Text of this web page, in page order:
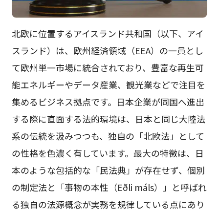
北欧に位置するアイスランド共和国（以下、アイ
スランド）は、欧州経済領域（EEA）の一員とし
て欧州単一市場に統合されており、豊富な再生可
能エネルギーやデータ産業、観光業などで注目を
集めるビジネス拠点です。日本企業が同国へ進出
する際に直面する法的環境は、日本と同じ大陸法
系の伝統を汲みつつも、独自の「北欧法」として
の性格を色濃く有しています。最大の特徴は、日
本のような包括的な「民法典」が存在せず、個別
の制定法と「事物の本性（Eðli máls）」と呼ばれ
る独自の法源概念が実務を規律している点にあり